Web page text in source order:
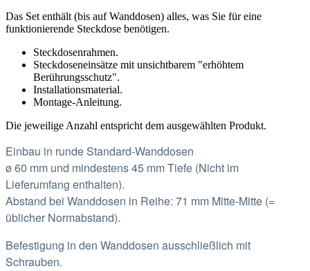
Das Set enthält (bis auf Wanddosen) alles, was Sie für eine
funktionierende Steckdose benötigen.
Steckdosenrahmen.
Steckdoseneinsätze mit unsichtbarem "erhöhtem
Berührungsschutz".
Installationsmaterial.
Montage-Anleitung.
Die jeweilige Anzahl entspricht dem ausgewählten Produkt.
Einbau in runde Standard-Wanddosen
ø 60 mm und mindestens 45 mm Tiefe (Nicht im
Lieferumfang enthalten).
Abstand bei Wanddosen in Reihe: 71 mm Mitte-Mitte (=
üblicher Normabstand).
Befestigung in den Wanddosen ausschließlich mit
Schrauben.